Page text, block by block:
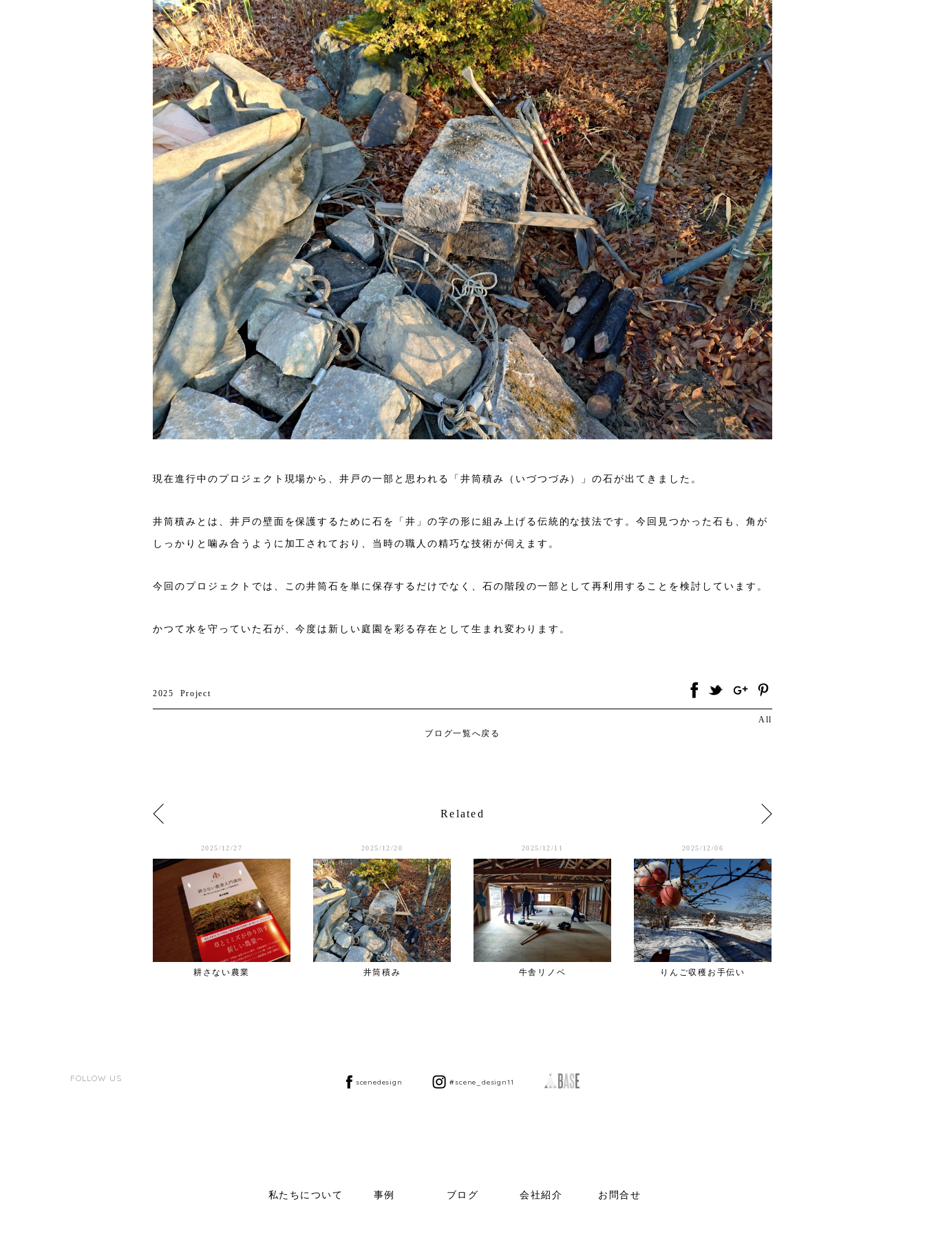
現在進行中のプロジェクト現場から、井戸の一部と思われる「井筒積み（いづつづみ）」の石が出てきました。
井筒積みとは、井戸の壁面を保護するために石を「井」の字の形に組み上げる伝統的な技法です。今回見つかった石も、角が
しっかりと噛み合うように加工されており、当時の職人の精巧な技術が伺えます。
今回のプロジェクトでは、この井筒石を単に保存するだけでなく、石の階段の一部として再利用することを検討しています。
かつて水を守っていた石が、今度は新しい庭園を彩る存在として生まれ変わります。
2025 Project
ブログ一覧へ戻る
All
Related
2025/12/27
耕さない農業
2025/12/20
井筒積み
2025/12/11
牛舎リノベ
2025/12/06
りんご収穫お手伝い
FOLLOW US scenedesign #scene_design11
私たちについて 事例 ブログ 会社紹介 お問合せ